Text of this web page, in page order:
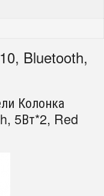
Bluetooth,
Колонка
5Вт*2, Red